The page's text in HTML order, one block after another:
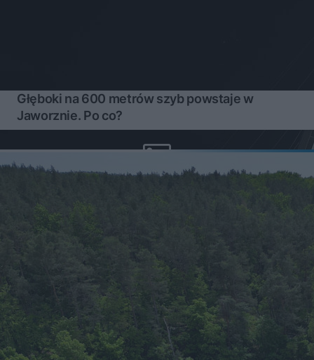
Głęboki na 600 metrów szyb powstaje w
Jaworznie. Po co?